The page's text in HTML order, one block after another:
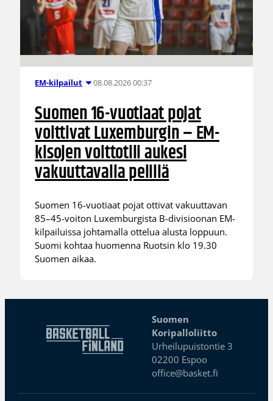
EM-kilpailut 08.08.2026 00:37
Suomen 16-vuotiaat pojat
voittivat Luxemburgin – EM-
kisojen voittotili aukesi
vakuuttavalla pelillä
Suomen 16-vuotiaat pojat ottivat vakuuttavan
85–45-voiton Luxemburgista B-divisioonan EM-
kilpailuissa johtamalla ottelua alusta loppuun.
Suomi kohtaa huomenna Ruotsin klo 19.30
Suomen aikaa.
Suomen
Koripalloliitto
Urheilupuistontie 3
02200 Espoo
office@basket.fi